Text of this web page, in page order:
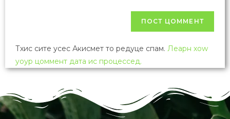
Тхис сите усес Акисмет то редуце спам. Леарн хоw
yоур цоммент дата ис процессед.